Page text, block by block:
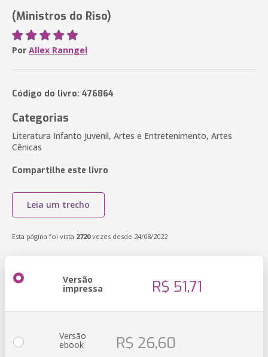
(Ministros do Riso)
Por Allex Ranngel
Código do livro: 476864
Categorias
Literatura Infanto Juvenil, Artes e Entretenimento, Artes
Cênicas
Compartilhe este livro
Leia um trecho
Esta página foi vista 2720vezes desde 24/08/2022
Versão
impressa R$ 51,71
Versão
ebook R$ 26,60